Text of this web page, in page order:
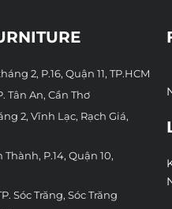
2, P.16, Quận 11, TP.HCM
Tân An, Cần Thơ
2, Vĩnh Lạc, Rạch Giá,
P.14, Quận 10,
Sóc Trăng, Sóc Trăng